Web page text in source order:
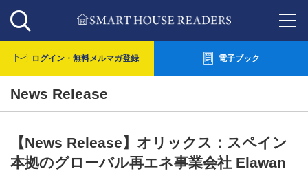
ログイン・ 無料メルマガ登録 電子ブック
News Release
【News Release】オリックス：スペイン
本拠のグローバル再エネ事業会社 Elawan